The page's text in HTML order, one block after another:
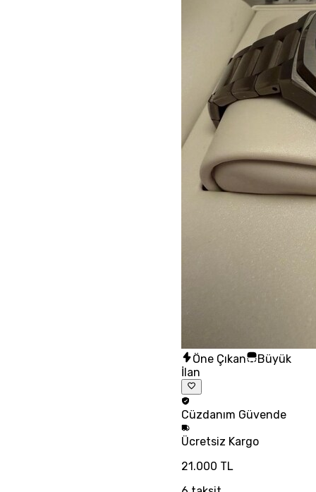
Öne Çıkan
Büyük
İlan
Cüzdanım Güvende
Ücretsiz Kargo
21.000 TL